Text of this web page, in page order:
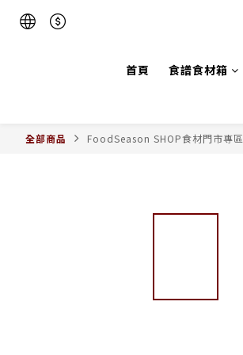
首頁 食譜食材箱
全部商品 FoodSeason SHOP食材門市專區